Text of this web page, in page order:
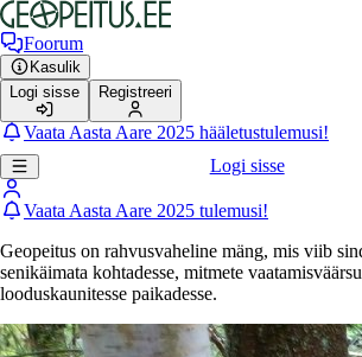
Foorum
Kasulik
Logi sisse
Registreeri
Vaata Aasta Aare 2025 hääletustulemusi!
Logi sisse
Vaata Aasta Aare 2025 tulemusi!
Geopeitus on rahvusvaheline mäng, mis viib
senikäimata kohtadesse, mitmete
looduskaunitesse paikadesse.